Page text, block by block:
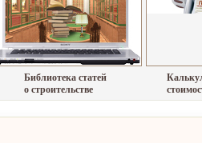
Библиотека статей
о строительстве